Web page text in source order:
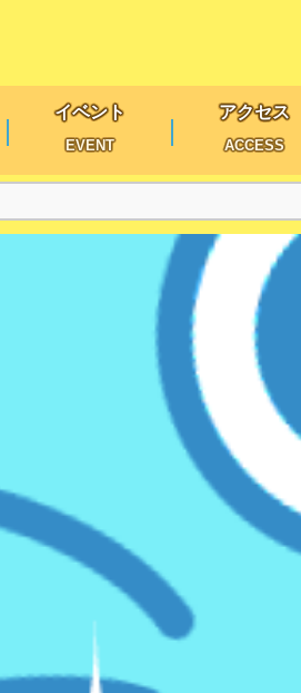
イベント
EVENT
アクセス
ACCESS